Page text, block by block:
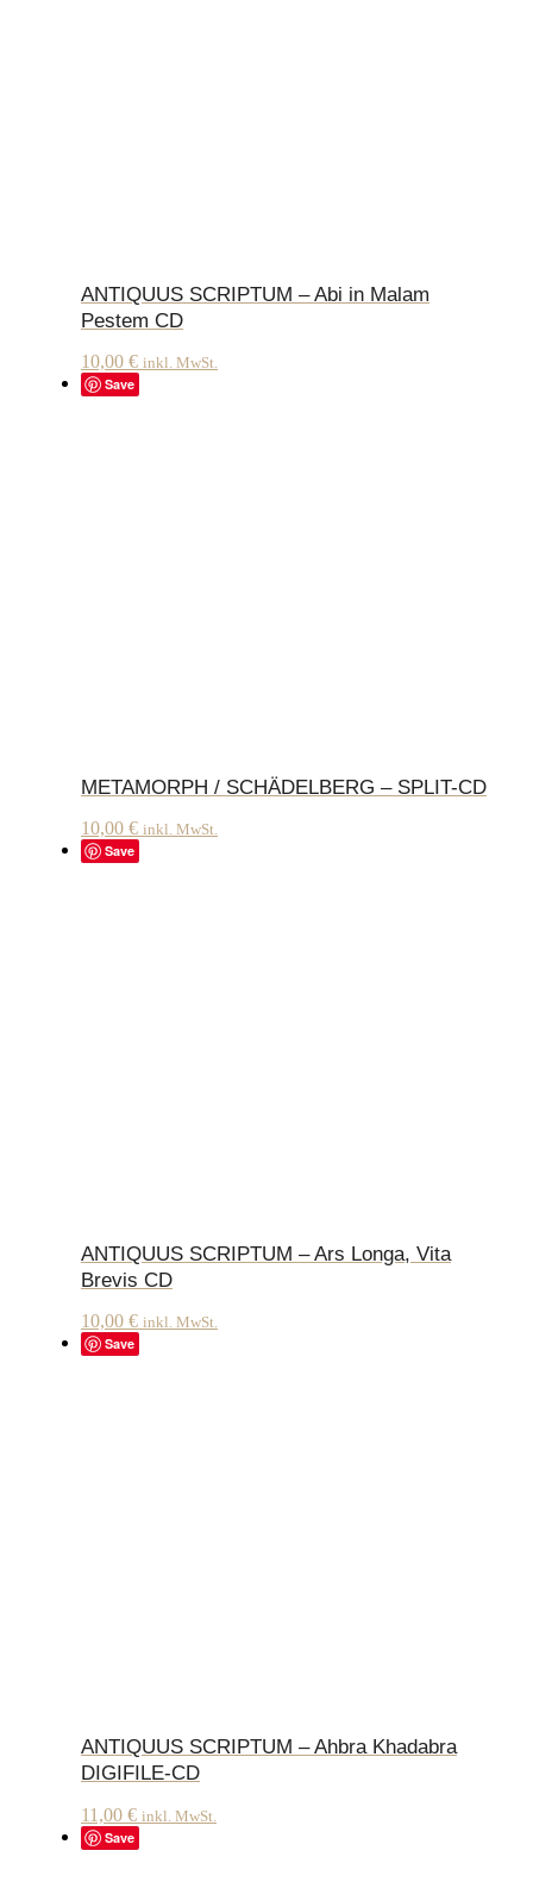
ANTIQUUS SCRIPTUM – Abi in Malam
Pestem CD
10,00 € inkl. MwSt.
Save
METAMORPH / SCHÄDELBERG – SPLIT-CD
10,00 € inkl. MwSt.
Save
ANTIQUUS SCRIPTUM – Ars Longa, Vita
Brevis CD
10,00 € inkl. MwSt.
Save
ANTIQUUS SCRIPTUM – Ahbra Khadabra
DIGIFILE-CD
11,00 € inkl. MwSt.
Save